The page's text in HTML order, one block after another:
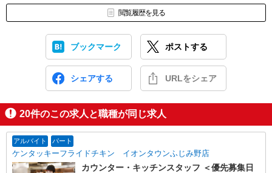
閲覧履歴を見る
ブックマーク ポストする
シェアする URLをシェア
20件のこの求人と職種が同じ求人
アルバイト パート
ケンタッキーフライドチキン イオンタウンふじみ野店
カウンター・キッチンスタッフ ＜優先募集日